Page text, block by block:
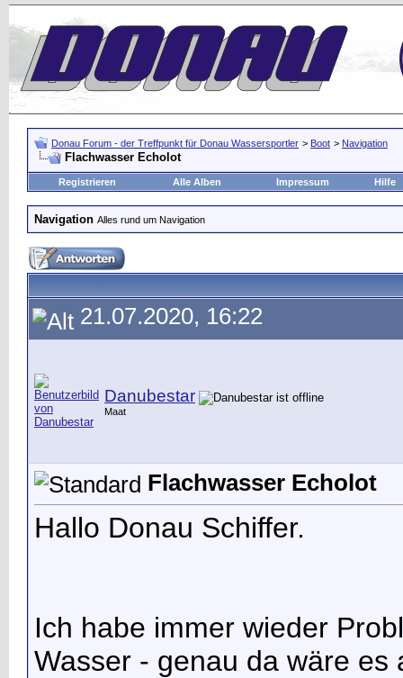
Donau Forum - der Treffpunkt für Donau Wassersportler > Boot > Navigation
Flachwasser Echolot
Registrieren Alle Alben Impressum Hilfe
Navigation Alles rund um Navigation
21.07.2020, 16:22
Danubestar
Maat
Flachwasser Echolot
Hallo Donau Schiffer.
Ich habe immer wieder
Wasser - genau da wäre es